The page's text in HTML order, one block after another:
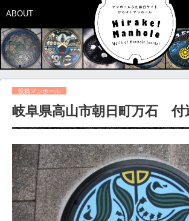
ABOUT
投稿マンホール
岐阜県高山市朝日町万石 付